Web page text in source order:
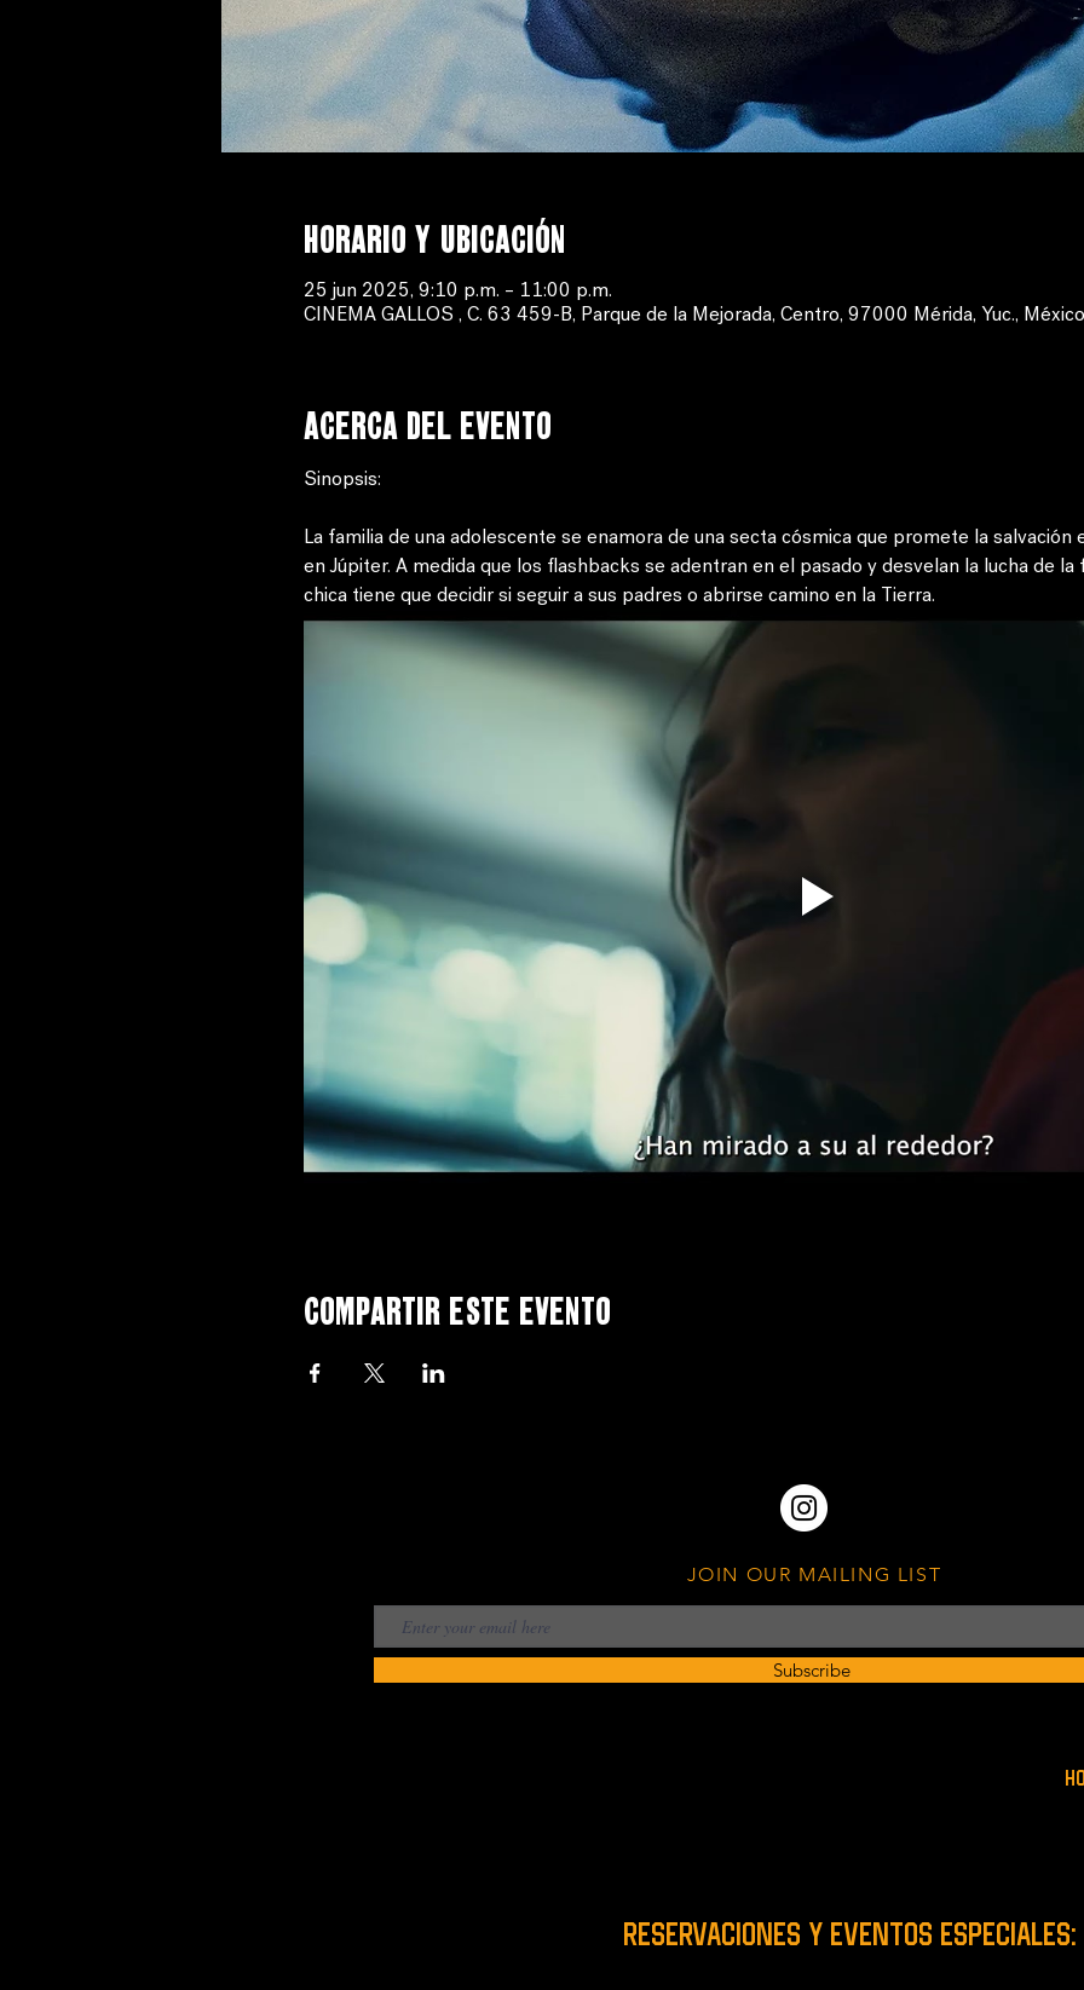
Horario y ubicación
25 jun 2025, 9:10 p.m. – 11:00 p.m.
CINEMA GALLOS , C. 63 459-B, Parque de la Mejorada, Centro, 97000 Mérida, Yuc., México
Acerca del evento
Sinopsis:
La familia de una adolescente se enamora de una secta cósmica que promete la
en Júpiter. A medida que los flashbacks se adentran en el pasado y desvelan la lucha de
chica tiene que decidir si seguir a sus padres o abrirse camino en la Tierra.
Compartir este evento
JOIN OUR MAILING LIST
Subscribe
RESERVACIONES y EVENTOS